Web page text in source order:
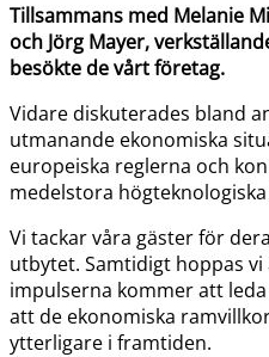
Tillsammans med Melanie
och Jörg Mayer,
besökte de vårt företag.
Vidare diskuterades bland
utmanande ekonomiska
europeiska reglerna och
medelstora
Vi tackar våra gäster för
utbytet. Samtidigt hoppas
impulserna kommer att
att de ekonomiska
ytterligare i framtiden.